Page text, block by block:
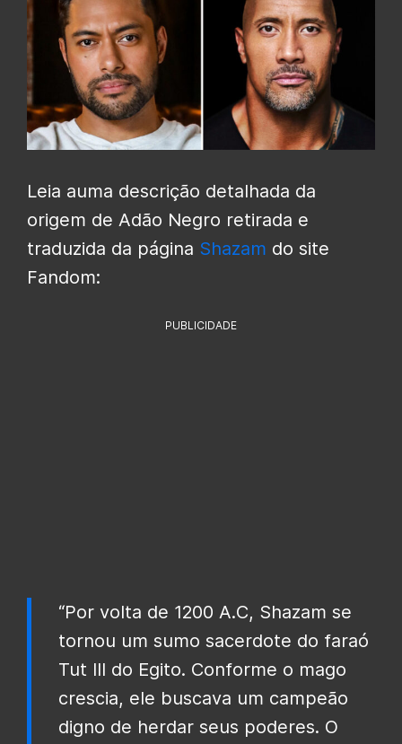
Leia auma descrição detalhada da
origem de Adão Negro retirada e
traduzida da página Shazam do site
Fandom:
PUBLICIDADE
“Por volta de 1200 A.C, Shazam se
tornou um sumo sacerdote do faraó
Tut III do Egito. Conforme o mago
crescia, ele buscava um campeão
digno de herdar seus poderes. O